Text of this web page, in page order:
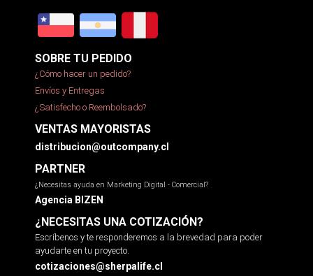
SOBRE TU PEDIDO
¿Cómo hacer un pedido?
Envíos y Entregas
¿Satisfecho o Reembolsado?
VENTAS MAYORISTAS
distribucion@outcompany.cl
PARTNER
¿Necesitas ayuda en Marketing Digital - Comercial?
Agencia BIZEN
¿NECESITAS UNA COTIZACIÓN?
Escríbenos y te responderemos a la brevedad para poder
ayudarte en tu proyecto.
cotizaciones@sherpalife.cl